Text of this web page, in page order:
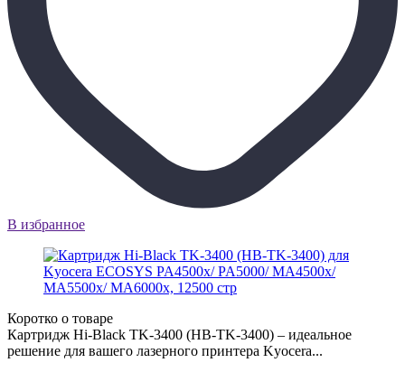
В избранное
Коротко о товаре
Картридж Hi-Black TK-3400 (HB-TK-3400) – идеальное
решение для вашего лазерного принтера Kyocera...